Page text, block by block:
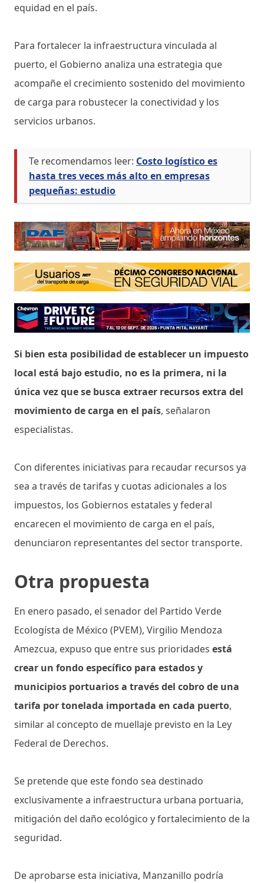
equidad en el país.
Para fortalecer la infraestructura vinculada al
puerto, el Gobierno analiza una estrategia que
acompañe el crecimiento sostenido del movimiento
de carga para robustecer la conectividad y los
servicios urbanos.
Te recomendamos leer: Costo logístico es
hasta tres veces más alto en empresas
pequeñas: estudio
Si bien esta posibilidad de establecer un impuesto
local está bajo estudio, no es la primera, ni la
única vez que se busca extraer recursos extra del
movimiento de carga en el país, señalaron
especialistas.
Con diferentes iniciativas para recaudar recursos ya
sea a través de tarifas y cuotas adicionales a los
impuestos, los Gobiernos estatales y federal
encarecen el movimiento de carga en el país,
denunciaron representantes del sector transporte.
Otra propuesta
En enero pasado, el senador del Partido Verde
Ecologísta de México (PVEM), Virgilio Mendoza
Amezcua, expuso que entre sus prioridades está
crear un fondo específico para estados y
municipios portuarios a través del cobro de una
tarifa por tonelada importada en cada puerto,
similar al concepto de muellaje previsto en la Ley
Federal de Derechos.
Se pretende que este fondo sea destinado
exclusivamente a infraestructura urbana portuaria,
mitigación del daño ecológico y fortalecimiento de la
seguridad.
De aprobarse esta iniciativa, Manzanillo podría